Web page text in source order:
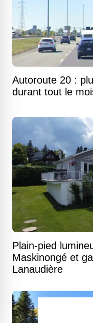
Autoroute 20 :
durant tout le
Plain-pied
Maskinongé et
Lanaudière